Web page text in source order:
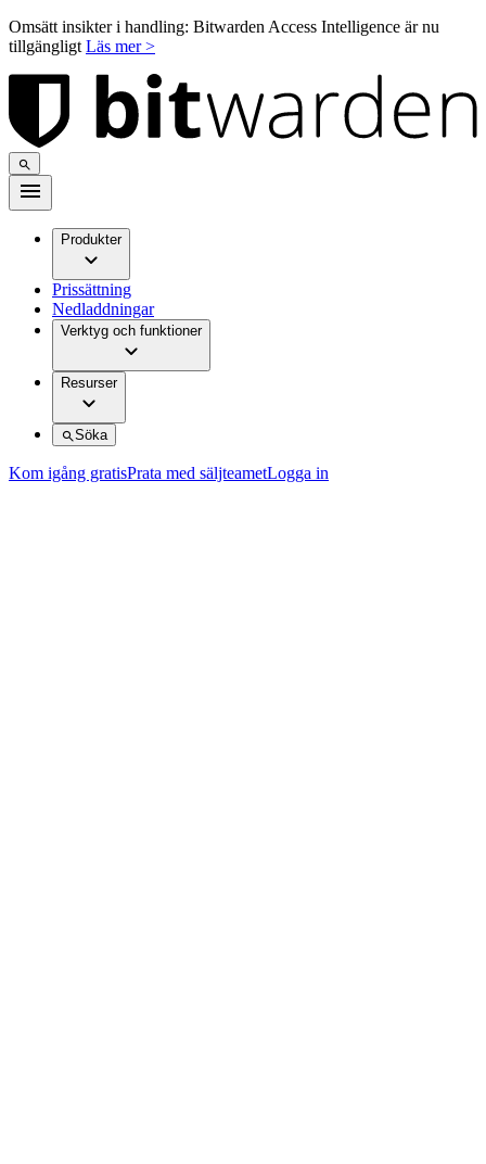
Omsätt insikter i handling: Bitwarden Access Intelligence är nu
tillgängligt Läs mer >
Produkter
Prissättning
Nedladdningar
Verktyg och funktioner
Resurser
Söka
Kom igång gratisPrata med säljteametLogga in